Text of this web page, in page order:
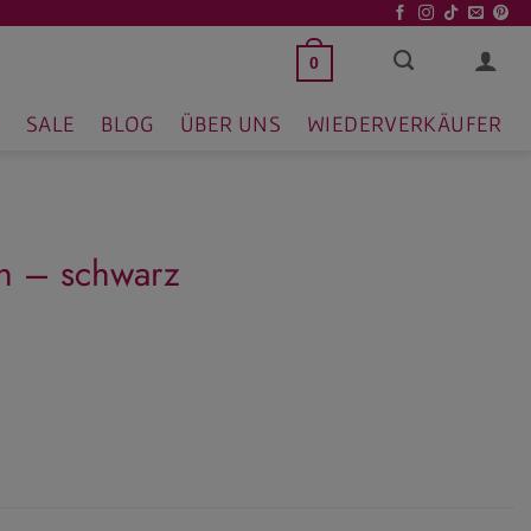
0
SALE BLOG ÜBER UNS WIEDERVERKÄUFER
– schwarz